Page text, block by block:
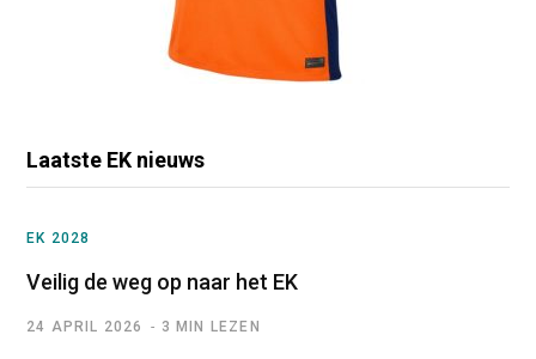
Laatste EK nieuws
EK 2028
Veilig de weg op naar het EK
24 APRIL 2026 3 MIN LEZEN